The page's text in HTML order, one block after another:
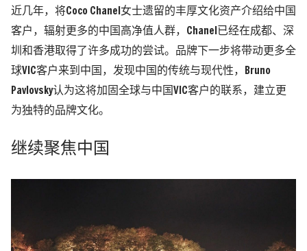
近几年，将Coco Chanel女士遗留的丰厚文化资产介绍给中国
客户，辐射更多的中国高净值人群，Chanel已经在成都、深
圳和香港取得了许多成功的尝试。品牌下一步将带动更多全
球VIC客户来到中国，发现中国的传统与现代性，Bruno
Pavlovsky认为这将加固全球与中国VIC客户的联系，建立更
为独特的品牌文化。
继续聚焦中国